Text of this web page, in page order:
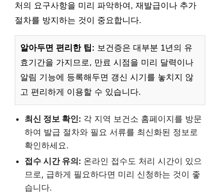
처의 요구사항을 미리 파악하여, 재발급이나 추가
절차를 방지하는 것이 중요합니다.
알아두면 편리한 팁: 보건증은 대부분 1년의 유
효기간을 가지므로, 만료 시점을 미리 달력이나
알림 기능에 등록해두면 갱신 시기를 놓치지 않
고 편리하게 이용할 수 있습니다.
최신 정보 확인: 각 지역 보건소 홈페이지를 방문
하여 발급 절차와 필요 서류를 최신화된 정보로
확인하세요.
접수 시간 유의: 온라인 접수도 처리 시간이 있으
므로, 급하게 필요하다면 미리 신청하는 것이 좋
습니다.